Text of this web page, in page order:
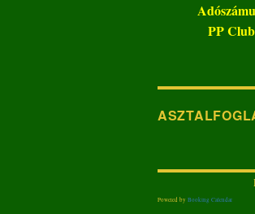
PP
Powered by Booking Calendar